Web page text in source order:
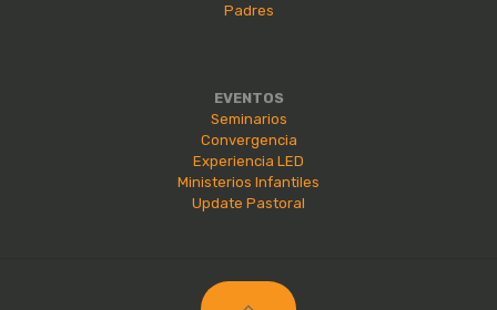
Padres
EVENTOS
Seminarios
Convergencia
Experiencia LED
Ministerios Infantiles
Update Pastoral